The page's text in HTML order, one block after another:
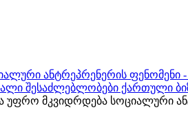
ანტრეპრენერის
შესაძლებლობები ქართული
მკვიდრდება სოციალური